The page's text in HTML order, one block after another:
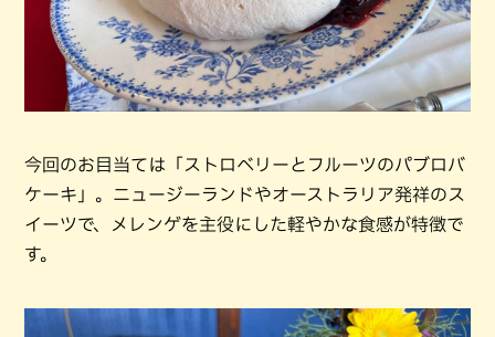
今回のお目当ては「ストロベリーとフルーツのパブロバ
ケーキ」。ニュージーランドやオーストラリア発祥のス
イーツで、メレンゲを主役にした軽やかな食感が特徴で
す。